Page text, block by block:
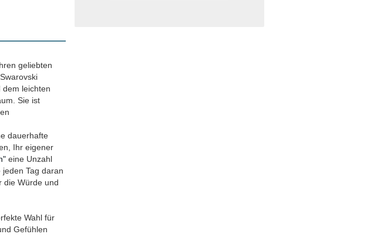
geliebten
dem leichten
Sie ist
dauerhafte
Ihr eigener
eine Unzahl
Tag daran
die Würde und
Wahl für
Gefühlen